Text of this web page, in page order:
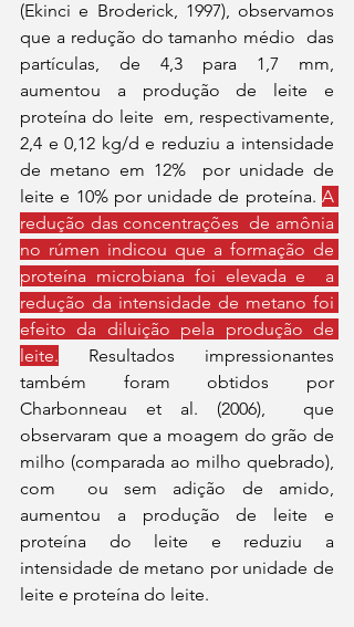
(Ekinci e Broderick, 1997), observamos
que a redução do tamanho médio  das
partículas, de 4,3 para 1,7 mm,
aumentou a produção de leite e
proteína do leite  em, respectivamente,
2,4 e 0,12 kg/d e reduziu a intensidade
de metano em 12%  por unidade de
leite e 10% por unidade de proteína. A
redução das concentrações  de amônia
no rúmen indicou que a formação de
proteína microbiana foi elevada e  a
redução da intensidade de metano foi
efeito da diluição pela produção de
leite. Resultados impressionantes
também foram obtidos por
Charbonneau et al. (2006),  que
observaram que a moagem do grão de
milho (comparada ao milho quebrado),
com  ou sem adição de amido,
aumentou a produção de leite e
proteína do leite e reduziu a
intensidade de metano por unidade de
leite e proteína do leite.